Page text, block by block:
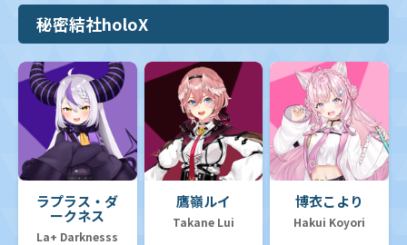
秘密結社holoX
ラプラス・ダ
ークネス
La+ Darknesss
鷹嶺ルイ
Takane Lui
博衣こより
Hakui Koyori